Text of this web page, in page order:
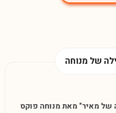
של מנוחה
של מאיר" מאת מנוחה פוקס